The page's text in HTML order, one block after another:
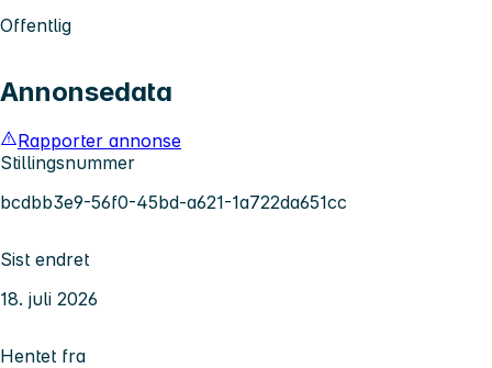
Offentlig
Annonsedata
Rapporter annonse
Stillingsnummer
bcdbb3e9-56f0-45bd-a621-1a722da651cc
Sist endret
18. juli 2026
Hentet fra